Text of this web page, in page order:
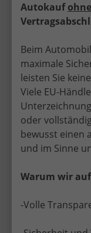
Mit über 30
Autokauf
Beim
maximale
leisten Sie
Viele EU-
oder
bewusst einen
und im Sinne
Warum wir
-Volle